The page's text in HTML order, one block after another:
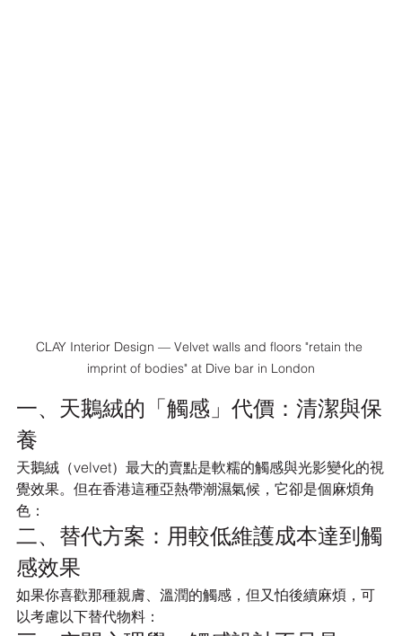
CLAY Interior Design — Velvet walls and floors "retain the
imprint of bodies" at Dive bar in London
一、天鵝絨的「觸感」代價：清潔與保
養
天鵝絨（velvet）最大的賣點是軟糯的觸感與光影變化的視
覺效果。但在香港這種亞熱帶潮濕氣候，它卻是個麻煩角
色：
二、替代方案：用較低維護成本達到觸
感效果
如果你喜歡那種親膚、溫潤的觸感，但又怕後續麻煩，可
以考慮以下替代物料：